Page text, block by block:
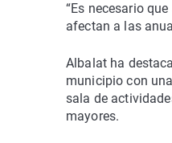
“Es necesario
afectan a las
Albalat ha
municipio con
sala de
mayores.